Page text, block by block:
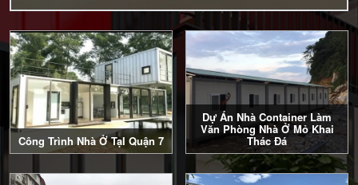
Công Trình Nhà Ở TạI Quận 7
Dự Án Nhà Container Làm
Văn Phòng Nhà Ở Mỏ Khai
Thác Đá